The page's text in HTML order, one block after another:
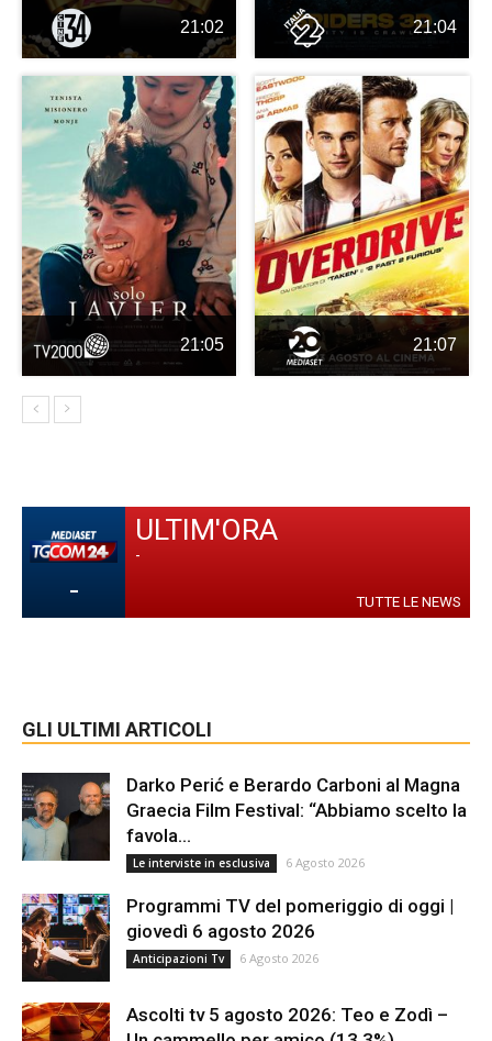
21:02 21:04
21:05 21:07
-
ULTIM'ORA
-
TUTTE LE NEWS
GLI ULTIMI ARTICOLI
Darko Perić e Berardo Carboni al Magna
Graecia Film Festival: “Abbiamo scelto la
favola...
Le interviste in esclusiva 6 Agosto 2026
Programmi TV del pomeriggio di oggi |
giovedì 6 agosto 2026
Anticipazioni Tv 6 Agosto 2026
Ascolti tv 5 agosto 2026: Teo e Zodì –